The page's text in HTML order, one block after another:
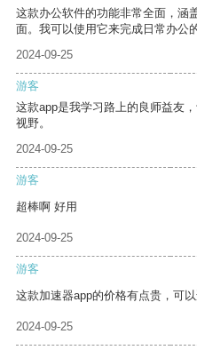
这款办公软件的功能非常全面，涵
面。我可以使用它来完成日常办公
2024-09-25
游客
这款app是我学习路上的良师益友
视野。
2024-09-25
游客
超棒啊 好用
2024-09-25
游客
这款加速器app的价格有点贵，可
2024-09-25